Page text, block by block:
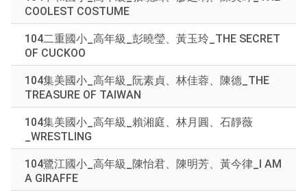
COOLEST COSTUME
104二重國小_高年級_彭曉瑩、黃玉玲_THE SECRET
OF CUCKOO
104集美國小_高年級_阮素貞、林佳蓉、陳德_THE
TREASURE OF TAIWAN
104集美國小_高年級_賴湘庭、林月圓、石靜薇
_WRESTLING
104鷺江國小_高年級_陳怡君、陳明芳、黃今律_I AM
A GIRAFFE